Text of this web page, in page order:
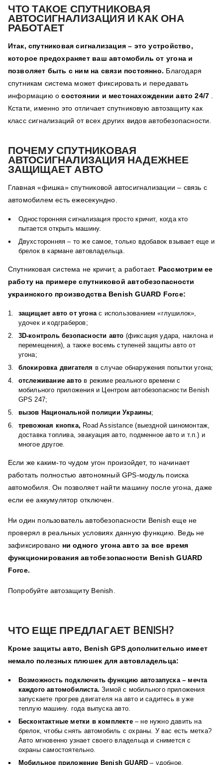
ЧТО ТАКОЕ СПУТНИКОВАЯ
АВТОСИГНАЛИЗАЦИЯ И КАК ОНА
РАБОТАЕТ
Итак, спутниковая сигнализация– это устройство,
которое предохраняет ваш автомобиль от угона и
позволяет быть с ним на связи постоянно. Благодаря
спутникам система может фиксировать и передавать
информацию осостоянии и местонахождении авто 24/7 .
Кстати, именно это отличает спутниковую автозащиту как
класс сигнализаций от всех других видов автобезопасности.
ПОЧЕМУ СПУТНИКОВАЯ
АВТОСИГНАЛИЗАЦИЯ НАДЕЖНЕЕ
ЗАЩИЩАЕТ АВТО
Главная«фишка» спутниковой автосигнализации – связь с
автомобилем есть ежесекундно.
Односторонняя сигнализация просто кричит, когда кто
пытается открыть машину.
Двухсторонняя – то же самое, только вдобавок взывает еще и
брелок в кармане автовладельца.
Спутниковая система не кричит, а работает. Рассмотрим ее
работу на примере спутниковой автобезопасности
украинского производства Benish GUARD Force:
защищает авто от угонас использованием «глушилок»,
удочек и кодграберов;
3D-контроль безопасности авто (фиксация удара, наклона и
перемещения), а также восемь ступеней защиты авто от
угона;
блокировка двигателя в случае обнаружения попытки угона;
отслеживание авто в режиме реального времени с
мобильного приложения и Центром автобезопасности Benish
GPS 247;
вызов Национальной полиции Украины;
тревожная кнопка, Road Assistance(выездной шиномонтаж,
доставка топлива, эвакуация авто, подменное авто и т.п.) и
многое другое.
Если же каким-то чудом угон произойдет, то начинает
работать полностью автономный GPS-модуль поиска
автомобиля. Он позволяет найти машину после угона, даже
если ее аккумулятор отключен.
Ни один пользователь автобезопасности Benish еще не
проверял в реальных условиях данную функцию. Ведь не
зафиксировано ни одного угона авто за все время
функционирования автобезопасности Benish GUARD
Force.
Попробуйте автозащиту Benish.
ЧТО ЕЩЕ ПРЕДЛАГАЕТ BENISH?
Кроме защиты авто, Benish GPS дополнительно имеет
немало полезных плюшек для автовладельца:
Возможность подключить функцию автозапуска – мечта
каждого автомобилиста.Зимой с мобильного приложения
запускаете прогрев двигателя на авто и садитесь в уже
теплую машину. года выпуска авто.
Бесконтактные метки в комплекте – не нужно давить на
брелок, чтобы снять автомобиль с охраны. У вас есть метка?
Авто мгновенно узнает своего владельца и снимется с
охраны самостоятельно.
Мобильное приложение Benish GUARD– удобное,